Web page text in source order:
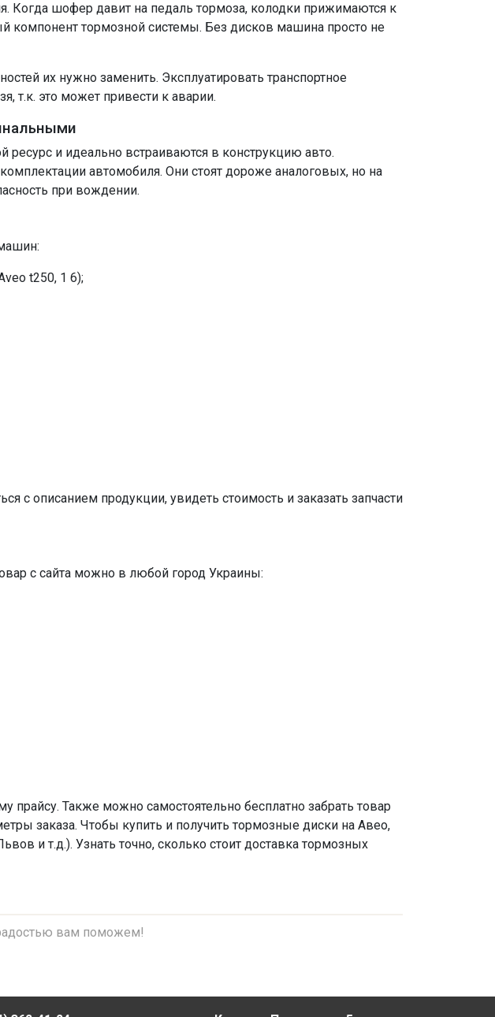
Когда шофер давит на педаль тормоза, колодки прижимаются к
компонент тормозной системы. Без дисков машина просто не
их нужно заменить. Эксплуатировать транспортное
т.к. это может привести к аварии.
и идеально встраиваются в конструкцию авто.
автомобиля. Они стоят дороже аналоговых, но на
при вождении.
t250, 1 6);
с описанием продукции, увидеть стоимость и заказать запчасти
с сайта можно в любой город Украины:
прайсу. Также можно самостоятельно бесплатно забрать товар
заказа. Чтобы купить и получить тормозные диски на Авео,
и т.д.). Узнать точно, сколько стоит доставка тормозных
вам поможем!